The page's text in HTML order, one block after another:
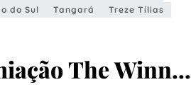
do Sul Tangará
Treze Tílias
The Winner